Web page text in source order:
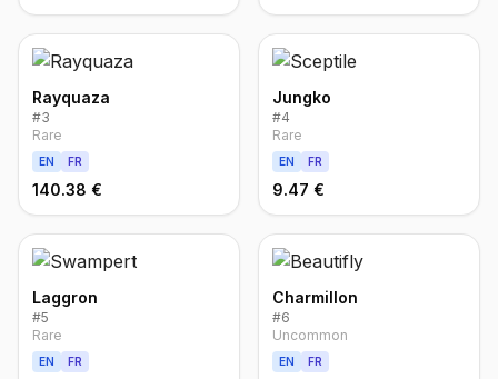
Rayquaza
#3
Rare
EN FR
140.38 €
Jungko
#4
Rare
EN FR
9.47 €
Laggron
#5
Rare
EN FR
Charmillon
#6
Uncommon
EN FR